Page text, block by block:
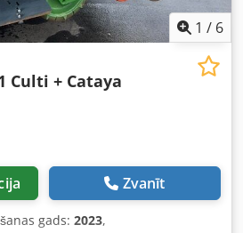
1 / 6
Culti + Cataya
Zvanīt
gads: 2023,